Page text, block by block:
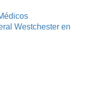
Westchester en